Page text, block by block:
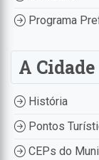
Programa
A Cidade
História
Pontos
CEPs do